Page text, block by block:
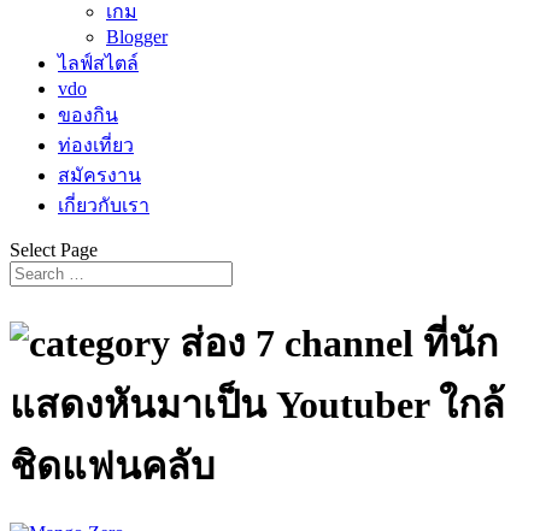
เกม
Blogger
ไลฟ์สไตล์
vdo
ของกิน
ท่องเที่ยว
สมัครงาน
เกี่ยวกับเรา
Select Page
ส่อง 7 channel ที่นัก
แสดงหันมาเป็น Youtuber ใกล้
ชิดแฟนคลับ